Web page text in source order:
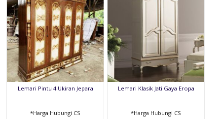
Lemari Pintu 4 Ukiran Jepara
*Harga Hubungi CS
Lemari Klasik Jati Gaya Eropa
*Harga Hubungi CS